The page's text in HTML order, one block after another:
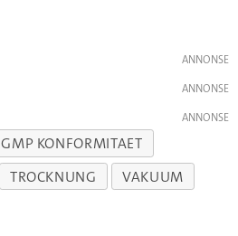
GMP KONFORMITAET
TROCKNUNG VAKUUM